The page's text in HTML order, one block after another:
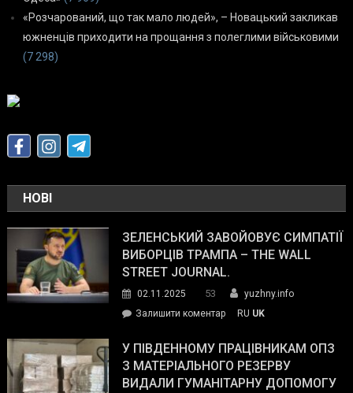
«Розчарований, що так мало людей», – Новацький закликав
южненців приходити на прощання з полеглими військовими
(7 298)
НОВІ
ЗЕЛЕНСЬКИЙ ЗАВОЙОВУЄ СИМПАТІЇ
ВИБОРЦІВ ТРАМПА – THE WALL
STREET JOURNAL.
02.11.2025 53
yuzhny.info
Залишити коментарon
завойовує
симпатії
виборців
RU UK
У ПІВДЕННОМУ ПРАЦІВНИКАМ ОПЗ
З МАТЕРІАЛЬНОГО РЕЗЕРВУ
ВИДАЛИ ГУМАНІТАРНУ ДОПОМОГУ